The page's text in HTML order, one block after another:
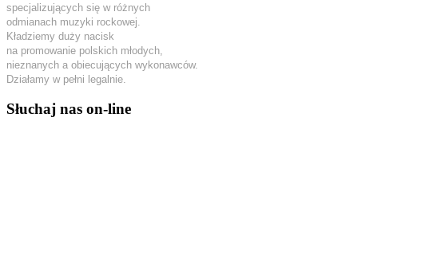
specjalizujących się w różnych
odmianach muzyki rockowej.
Kładziemy duży nacisk
na promowanie polskich młodych,
nieznanych a obiecujących wykonawców.
Działamy w pełni legalnie.
Słuchaj nas on-line